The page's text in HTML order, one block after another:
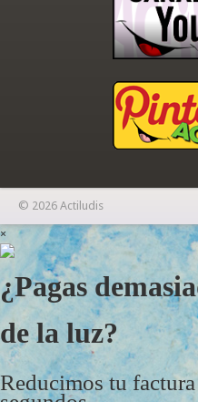
© 2026 Actiludis
×
¿Pagas
de la luz?
Reducimos tu